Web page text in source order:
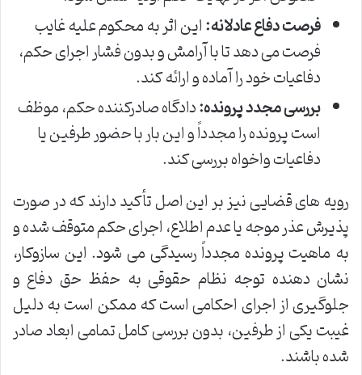
فرصت دفاع عادلانه:این اثر به محکوم علیه غایب
فرصت می دهد تا با آرامش و بدون فشار اجرای حکم،
دفاعیات خود را آماده و ارائه کند.
بررسی مجدد پرونده:دادگاه صادرکننده حکم، موظف
است پرونده را مجدداً و این بار با حضور طرفین یا
دفاعیات واخواه بررسی کند.
رویه های قضایی نیز بر این اصل تأکید دارند که در صورت
پذیرش عذر موجه یا عدم اطلاع، اجرای حکم متوقف شده و
به ماهیت پرونده مجدداً رسیدگی می شود. این سازوکار،
نشان دهنده توجه نظام حقوقی به حفظ حق دفاع و
جلوگیری از اجرای احکامی است که ممکن است به دلیل
غیبت یکی از طرفین، بدون بررسی کامل تمامی ابعاد صادر
شده باشند.